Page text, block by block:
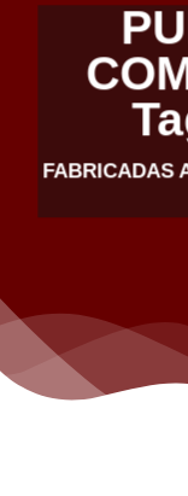
FABRICADAS